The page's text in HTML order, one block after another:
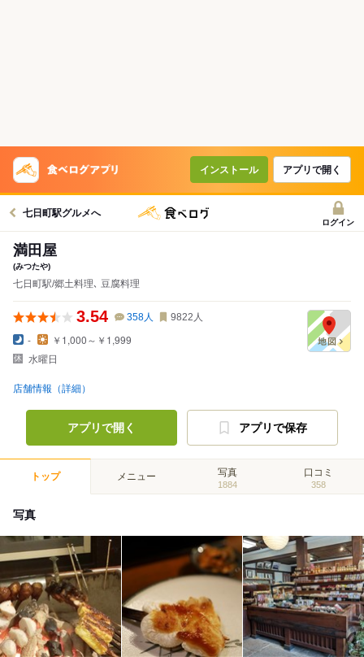
インストール アプリで開く
七日町駅グルメへ
ログイン
満田屋
(みつたや)
七日町駅/郷土料理､ 豆腐料理
3.54 358人 9822 人
-
￥1,000～￥1,999
水曜日
店舗情報（詳細）
アプリで開く アプリで保存
トップ メニュー 写真
1884
口コミ
358
写真